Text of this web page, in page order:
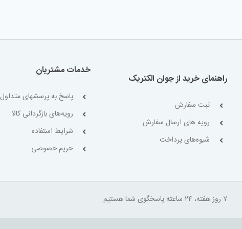
راهنمای خرید از جوان الکتریک
ثبت سفارش
رویه های ارسال سفارش
شیوه‌های پرداخت
خدمات مشتریان
پاسخ به پرسشهای متداول
رویه‌های بازگردانی کالا
شرایط استفاده
حریم خصوصی
۷ روز هفته، ۲۴ ساعته پاسخگوی شما هستیم.